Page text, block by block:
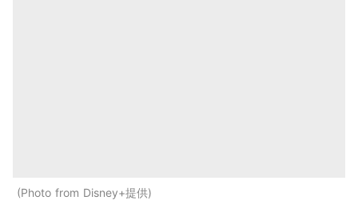
Photo from Disney+提供